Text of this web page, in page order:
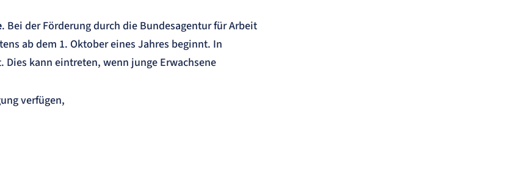
. Bei der Förderung durch die Bundesagentur für Arbeit
ab dem 1. Oktober eines Jahres beginnt. In
kann eintreten, wenn junge Erwachsene
verfügen,